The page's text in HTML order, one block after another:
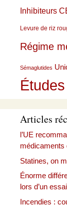
Inhibiteurs
Levure de riz
Régime
Sémaglutides
Articles
l’UE
médicaments
Statines, on
Énorme
lors d’un
Incendies :